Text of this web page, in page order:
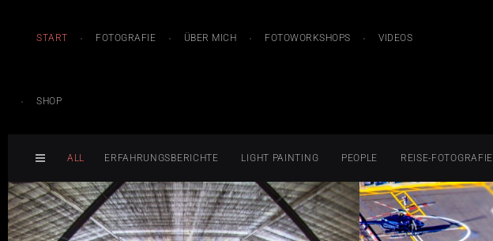
START FOTOGRAFIE ÜBER MICH FOTOWORKSHOPS VIDEOS
SHOP
ALL ERFAHRUNGSBERICHTE LIGHT PAINTING PEOPLE REISE-FOTOGRAFIE